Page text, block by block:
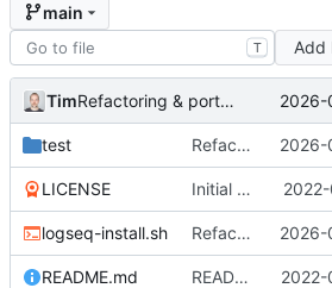
main
T Add
Tim Refactoring & portable Testpfade 2026-
test Refactoring & portable Testpfade 2026-
LICENSE Initial commit
logseq-install.sh Refactoring & portable Testpfade 2026-
README.md README um Hinweis auf symbolischen Link ergänzt 2022-